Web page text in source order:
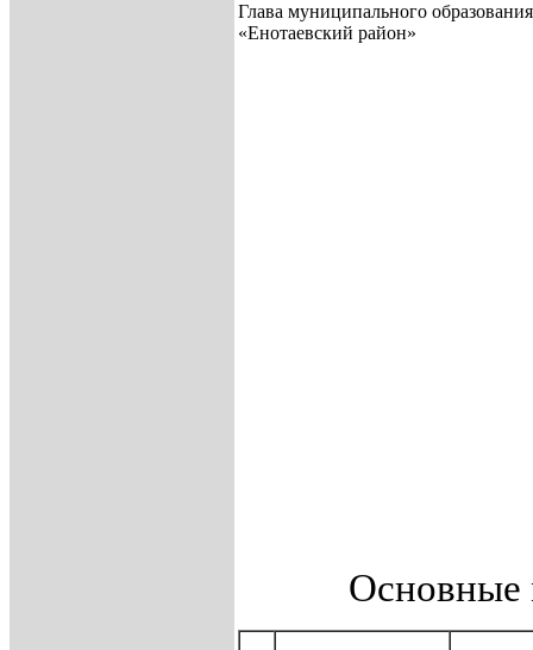
Глава муниципального образования
«Енотаевский район»
Основные